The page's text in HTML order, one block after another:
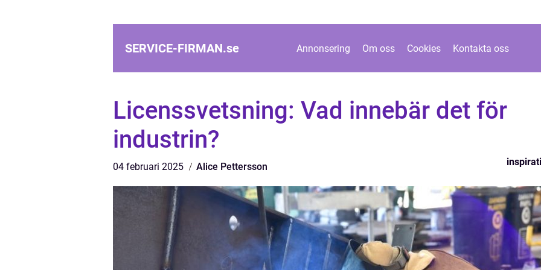
SERVICE-FIRMAN.se Annonsering Om oss Cookies Kontakta oss
Licenssvetsning: Vad innebär det för
industrin?
04 februari 2025 Alice Pettersson